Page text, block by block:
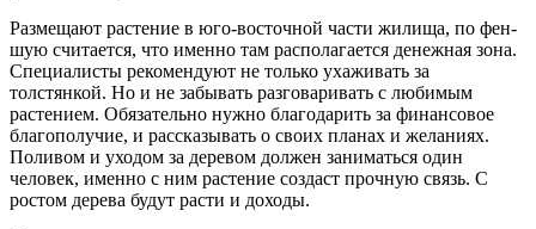
Размещают растение в юго-восточной части жилища, по фен-
шую считается, что именно там располагается денежная зона.
Специалисты рекомендуют не только ухаживать за
толстянкой. Но и не забывать разговаривать с любимым
растением. Обязательно нужно благодарить за финансовое
благополучие, и рассказывать о своих планах и желаниях.
Поливом и уходом за деревом должен заниматься один
человек, именно с ним растение создаст прочную связь. С
ростом дерева будут расти и доходы.